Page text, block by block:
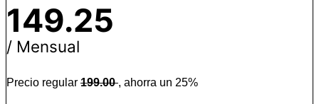
149.25
/ Mensual
Precio regular 199.00, ahorra un 25%